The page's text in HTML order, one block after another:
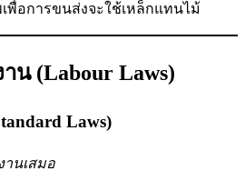
พื่อการขนส่งจะใช้เหล็กแทนไม้
น (Labour Laws)
Laws)
นเสมอ